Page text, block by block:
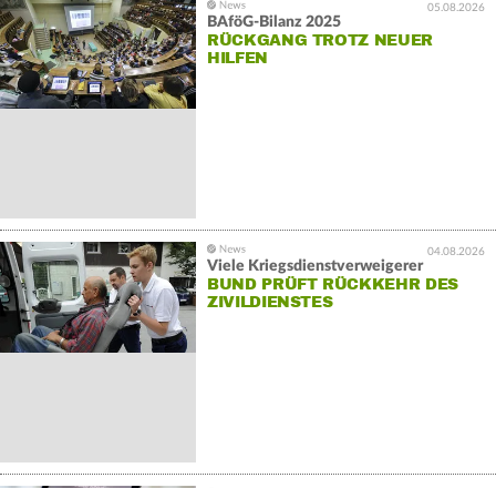
05.08.2026
BAföG-Bilanz 2025
RÜCKGANG TROTZ NEUER
HILFEN
04.08.2026
Viele Kriegsdienstverweigerer
BUND PRÜFT RÜCKKEHR DES
ZIVILDIENSTES